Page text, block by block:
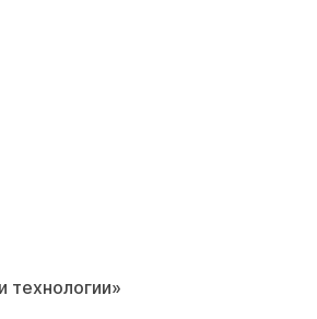
технологии»